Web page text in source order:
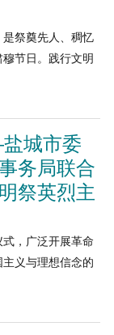
祭奠先人、稠忆
节日。践行文明
城市委
务局联合
祭英烈主
，广泛开展革命
义与理想信念的